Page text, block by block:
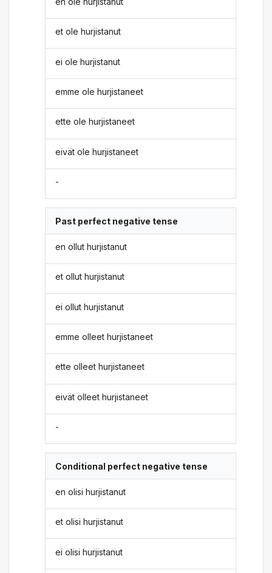
et ole hurjistanut
ei ole hurjistanut
emme ole hurjistaneet
ette ole hurjistaneet
eivät ole hurjistaneet
-
Past perfect negative tense
en ollut hurjistanut
et ollut hurjistanut
ei ollut hurjistanut
emme olleet hurjistaneet
ette olleet hurjistaneet
eivät olleet hurjistaneet
-
Conditional perfect negative tense
en olisi hurjistanut
et olisi hurjistanut
ei olisi hurjistanut